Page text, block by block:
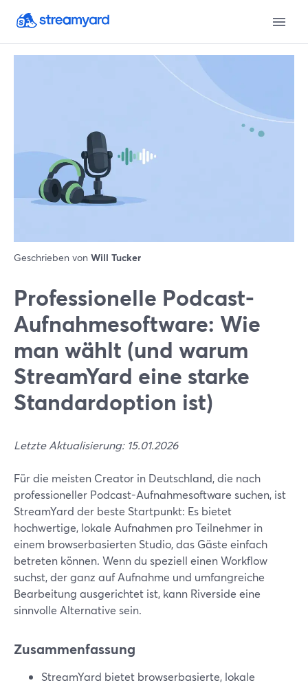
Geschrieben von Will Tucker
Professionelle Podcast-
Aufnahmesoftware: Wie
man wählt (und warum
StreamYard eine starke
Standardoption ist)
Letzte Aktualisierung: 15.01.2026
Für die meisten Creator in Deutschland, die nach
professioneller Podcast-Aufnahmesoftware suchen, ist
StreamYard der beste Startpunkt: Es bietet
hochwertige, lokale Aufnahmen pro Teilnehmer in
einem browserbasierten Studio, das Gäste einfach
betreten können. Wenn du speziell einen Workflow
suchst, der ganz auf Aufnahme und umfangreiche
Bearbeitung ausgerichtet ist, kann Riverside eine
sinnvolle Alternative sein.
Zusammenfassung
StreamYard bietet browserbasierte, lokale